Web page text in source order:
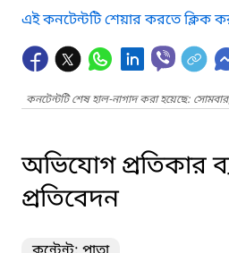
এই কনটেন্টটি শেয়ার করতে ক্লিক
কনটেন্টটি শেষ হাল-নাগাদ করা হয়েছে:
অভিযোগ প্রতিকার
প্রতিবেদন